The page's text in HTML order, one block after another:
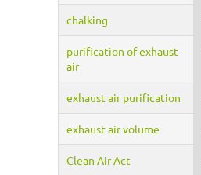
chalking
purification of exhaust
air
exhaust air purification
exhaust air volume
Clean Air Act